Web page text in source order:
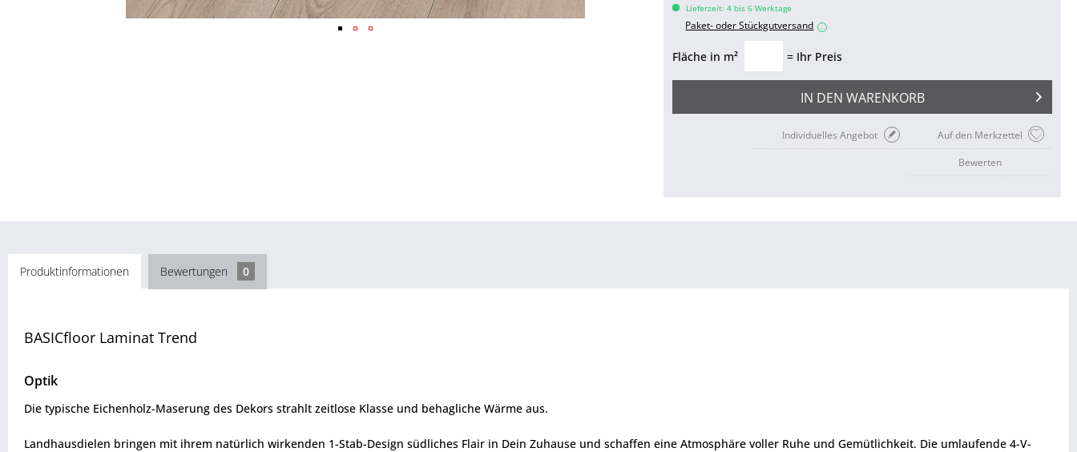
Lieferzeit: 4 bis 6 Werktage
Paket- oder Stückgutversand i
Fläche in m² = Ihr Preis
IN DEN WARENKORB
Auf den Merkzettel
Individuelles Angebot
Bewerten
Produktinformationen Bewertungen 0
BASICfloor Laminat Trend
Optik
Die typische Eichenholz-Maserung des Dekors strahlt zeitlose Klasse und behagliche Wärme aus.
Landhausdielen bringen mit ihrem natürlich wirkenden 1-Stab-Design südliches Flair in Dein Zuhause und schaffen eine Atmosphäre voller Ruhe und Gemütlichkeit. Die umlaufende 4-V-